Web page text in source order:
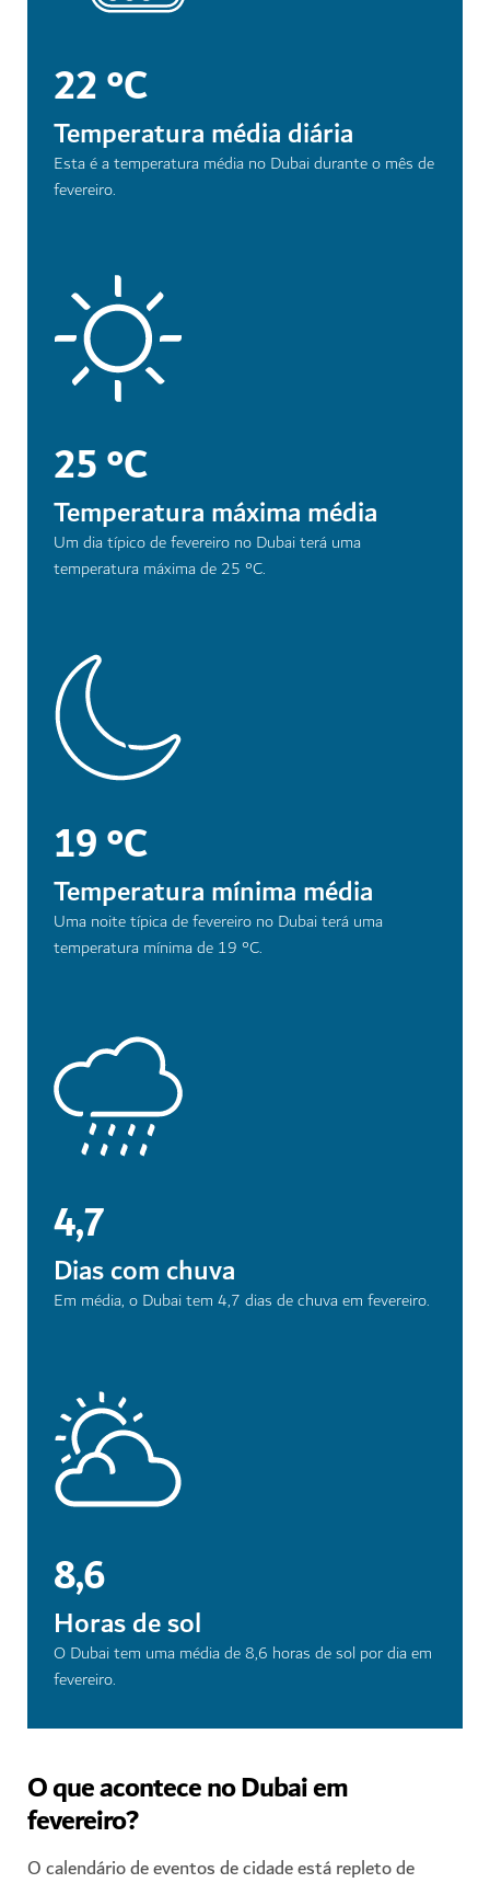
22 °C
Temperatura média diária
Esta é a temperatura média no Dubai durante o mês de
fevereiro.
25 °C
Temperatura máxima média
Um dia típico de fevereiro no Dubai terá uma
temperatura máxima de 25 °C.
19 °C
Temperatura mínima média
Uma noite típica de fevereiro no Dubai terá uma
temperatura mínima de 19 °C.
4,7
Dias com chuva
Em média, o Dubai tem 4,7 dias de chuva em fevereiro.
8,6
Horas de sol
O Dubai tem uma média de 8,6 horas de sol por dia em
fevereiro.
O que acontece no Dubai em
fevereiro?
O calendário de eventos de cidade está repleto de